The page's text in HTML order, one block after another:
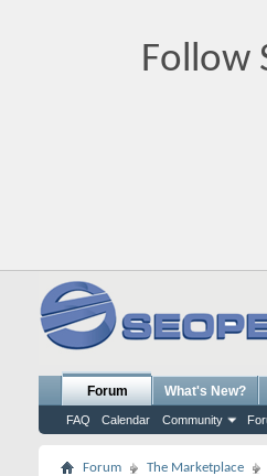
Follow
Forum
FAQ Calendar Community
What's New?
Forum The Marketplace